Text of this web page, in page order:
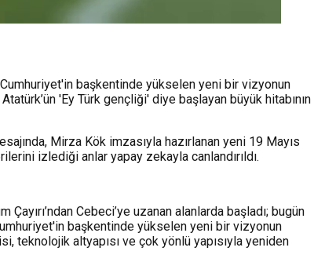
Cumhuriyet'in başkentinde yükselen yeni bir vizyonun
'Ey Türk gençliği' diye başlayan büyük hitabının
Mirza Kök imzasıyla hazırlanan yeni 19 Mayıs
izlediği anlar yapay zekayla canlandırıldı.
Cebeci’ye uzanan alanlarda başladı; bugün
başkentinde yükselen yeni bir vizyonun
teknolojik altyapısı ve çok yönlü yapısıyla yeniden